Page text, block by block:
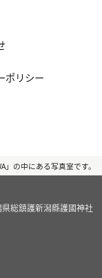
ポリシー
の中にある写真室です。
総鎮護新潟縣護國神社